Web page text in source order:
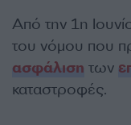
Από την 1η
του νόμου που
ασφάλιση των
καταστροφές.